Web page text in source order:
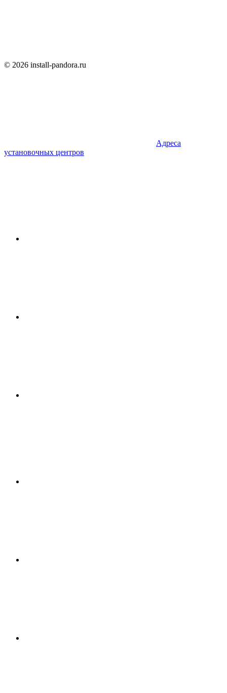
© 2026 install-pandora.ru
Адреса
установочных центров